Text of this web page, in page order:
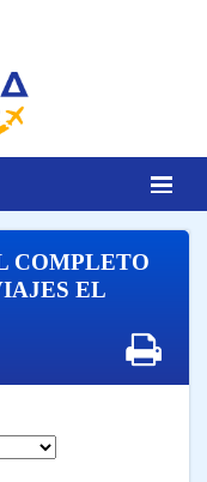
COMPLETO
EL